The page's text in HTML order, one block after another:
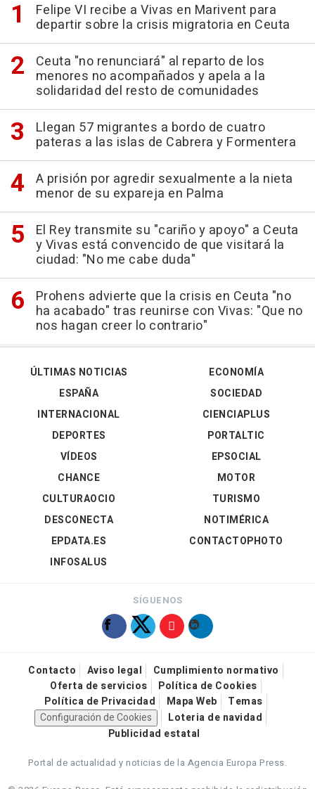
Felipe VI recibe a Vivas en Marivent para
departir sobre la crisis migratoria en Ceuta
Ceuta "no renunciará" al reparto de los
menores no acompañados y apela a la
solidaridad del resto de comunidades
Llegan 57 migrantes a bordo de cuatro
pateras a las islas de Cabrera y Formentera
A prisión por agredir sexualmente a la nieta
menor de su expareja en Palma
El Rey transmite su "cariño y apoyo" a Ceuta
y Vivas está convencido de que visitará la
ciudad: "No me cabe duda"
Prohens advierte que la crisis en Ceuta "no
ha acabado" tras reunirse con Vivas: "Que no
nos hagan creer lo contrario"
ÚLTIMAS NOTICIAS
ESPAÑA
INTERNACIONAL
DEPORTES
VÍDEOS
ECONOMÍA
SOCIEDAD
CIENCIAPLUS
PORTALTIC
EPSOCIAL
CHANCE
CULTURAOCIO
DESCONECTA
EPDATA.ES
INFOSALUS
MOTOR
TURISMO
NOTIMÉRICA
CONTACTOPHOTO
SÍGUENOS
Contacto Aviso legal
Cumplimiento normativo
Oferta de servicios
Política de Cookies
Política de Privacidad
Mapa Web
Temas
Configuración de Cookies
Loteria de navidad
Publicidad estatal
Portal de actualidad y noticias de la Agencia Europa Press.